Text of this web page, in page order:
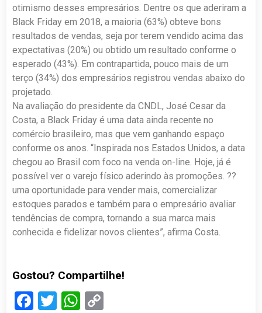
otimismo desses empresários. Dentre os que aderiram a
Black Friday em 2018, a maioria (63%) obteve bons
resultados de vendas, seja por terem vendido acima das
expectativas (20%) ou obtido um resultado conforme o
esperado (43%). Em contrapartida, pouco mais de um
terço (34%) dos empresários registrou vendas abaixo do
projetado.
Na avaliação do presidente da CNDL, José Cesar da
Costa, a Black Friday é uma data ainda recente no
comércio brasileiro, mas que vem ganhando espaço
conforme os anos. “Inspirada nos Estados Unidos, a data
chegou ao Brasil com foco na venda on-line. Hoje, já é
possível ver o varejo físico aderindo às promoções. ??
uma oportunidade para vender mais, comercializar
estoques parados e também para o empresário avaliar
tendências de compra, tornando a sua marca mais
conhecida e fidelizar novos clientes”, afirma Costa.
Gostou? Compartilhe!
Facebook
TwitterWhatsApp